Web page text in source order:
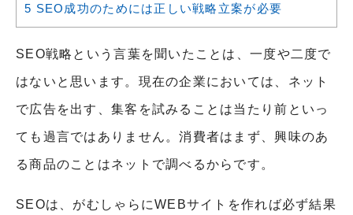
5 SEO成功のためには正しい戦略立案が必要
SEO戦略という言葉を聞いたことは、一度や二度で
はないと思います。現在の企業においては、ネット
で広告を出す、集客を試みることは当たり前といっ
ても過言ではありません。消費者はまず、興味のあ
る商品のことはネットで調べるからです。
SEOは、がむしゃらにWEBサイトを作れば必ず結果